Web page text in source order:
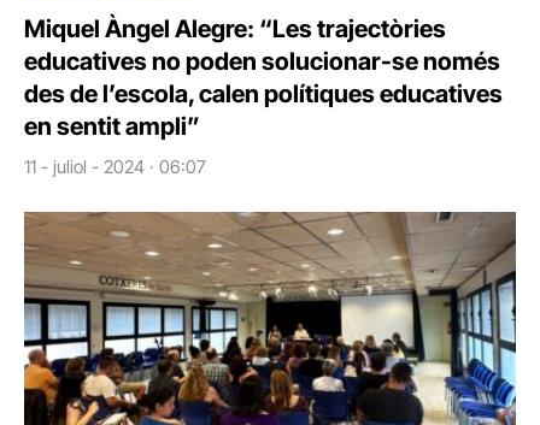
Miquel Àngel Alegre: “Les trajectòries
educatives no poden solucionar-se només
des de l’escola, calen polítiques educatives
en sentit ampli”
11 - juliol - 2024 · 06:07